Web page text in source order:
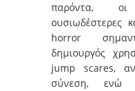
παρόντα, οι
ουσιωδέστερες
horror
δημιουργός
jump scares,
σύνεση, ενώ